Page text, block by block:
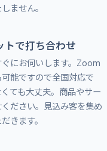
ません。
トで打ち合わせ
にお伺いします。Zoom
能ですので全国対応で
ても大丈夫。商品やサー
ださい。見込み客を集め
きます。